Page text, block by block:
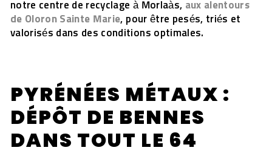
notre centre de recyclage à Morlaàs, aux alentours
de Oloron Sainte Marie, pour être pesés, triés et
valorisés dans des conditions optimales.
PYRÉNÉES MÉTAUX :
DÉPÔT DE BENNES
DANS TOUT LE 64